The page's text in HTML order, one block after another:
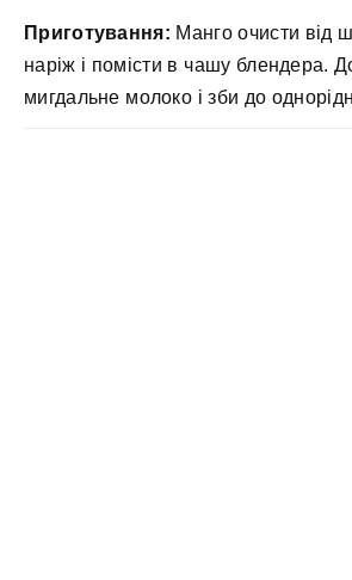
Приготування: Манго очисти від
наріж і помісти в чашу блендера.
мигдальне молоко і зби до